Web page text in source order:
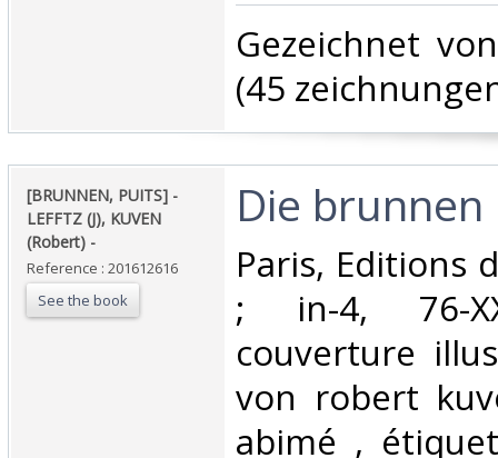
‎Gezeichnet
(45
‎[BRUNNEN, PUITS] -
LEFFTZ (J), KUVEN
(Robert) - ‎
Reference : 201612616
See the book
‎Die brunnen
‎Paris, Editions
; in-4, 76-
couverture
von robert
abimé ,